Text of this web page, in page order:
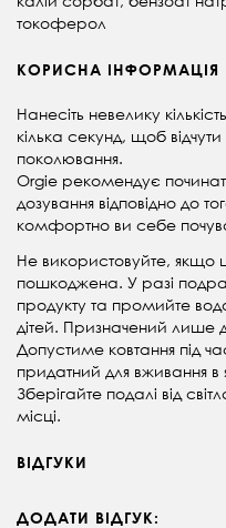
токоферол
КОРИСНА ІНФОРМАЦІЯ
Нанесіть невелику
кілька секунд, щоб відчути
поколювання.
Orgie рекомендує
дозування відповідно до
комфортно ви себе
Не використовуйте,
пошкоджена. У разі
продукту та промийте
дітей. Призначений лише
Допустиме ковтання під
придатний для вживання в
Зберігайте подалі від
місці.
ВІДГУКИ
ДОДАТИ ВІДГУК: